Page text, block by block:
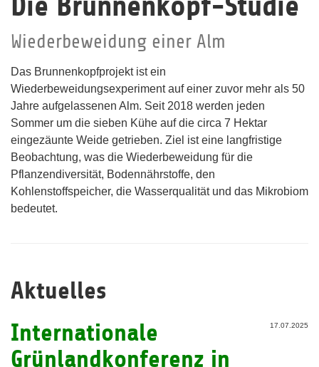
Wiederbeweidung einer Alm
Das Brunnenkopfprojekt ist ein
Wiederbeweidungsexperiment auf einer zuvor mehr als 50
Jahre aufgelassenen Alm. Seit 2018 werden jeden
Sommer um die sieben Kühe auf die circa 7 Hektar
eingezäunte Weide getrieben. Ziel ist eine langfristige
Beobachtung, was die Wiederbeweidung für die
Pflanzendiversität, Bodennährstoffe, den
Kohlenstoffspeicher, die Wasserqualität und das Mikrobiom
bedeutet.
Aktuelles
17.07.2025
Internationale
Grünlandkonferenz in